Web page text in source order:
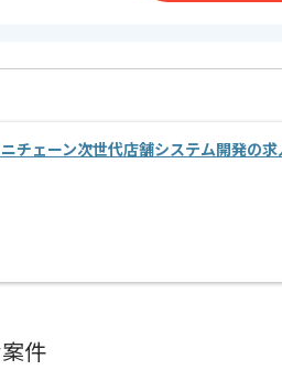
来る環境でございます。
に参画されたい方にオススメの案件で
チェーン次世代店舗システム開発の
件